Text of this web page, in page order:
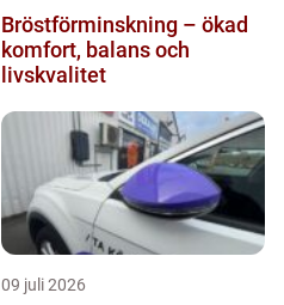
Bröstförminskning – ökad
komfort, balans och
livskvalitet
09 juli 2026